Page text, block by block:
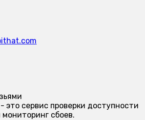
сервис проверки доступности
сбоев.